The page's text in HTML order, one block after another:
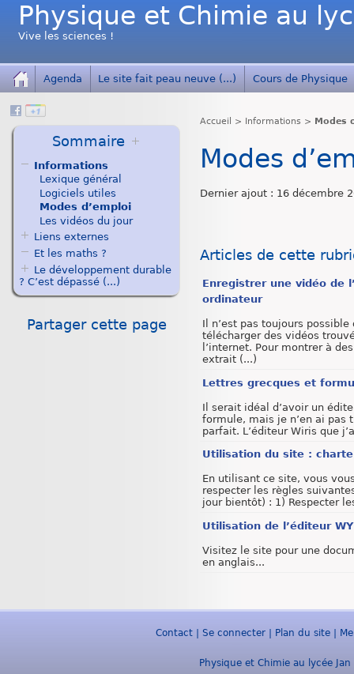
Physique et Chimie au
Vive les sciences !
Agenda Le site fait peau neuve (...) Cours de Physique
Accueil > Informations > Modes
Modes
Dernier ajout : 16 décembre
Articles de cette
Enregistrer une vidéo de
ordinateur
Il n’est pas toujours possible
télécharger des vidéos
l’internet. Pour montrer à
extrait (...)
Lettres grecques et
Il serait idéal d’avoir un
formule, mais je n’en ai pas
parfait. L’éditeur Wiris que
Utilisation du site :
En utilisant ce site, vous
respecter les règles
jour bientôt) : 1) Respecter
Utilisation de l’éditeur
Visitez le site pour une
en anglais...
Sommaire
Informations
Lexique général
Logiciels utiles
Modes d’emploi
Les vidéos du jour
Liens externes
Et les maths ?
Le développement durable
? C’est dépassé (...)
Partager cette page
Contact | Se connecter | Plan du site |
Physique et Chimie au lycée